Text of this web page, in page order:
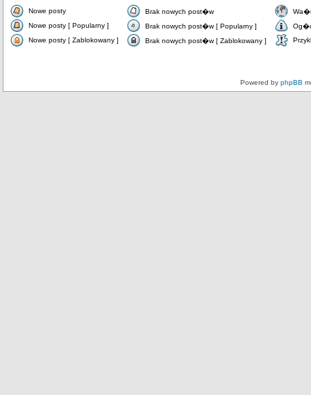
Nowe posty Brak nowych post�w
Nowe posty [ Popularny ]
Brak nowych post�w [ Popularny ]
Nowe posty [ Zablokowany ]
Brak nowych post�w [ Zablokowany ]
Powered by phpBB